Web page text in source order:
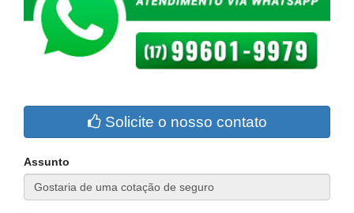
Solicite o nosso contato
Assunto